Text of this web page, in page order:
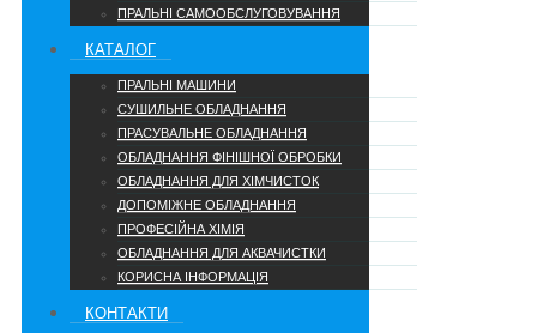
ПРАЛЬНІ САМООБСЛУГОВУВАННЯ
КАТАЛОГ
ПРАЛЬНІ МАШИНИ
СУШИЛЬНЕ ОБЛАДНАННЯ
ПРАСУВАЛЬНЕ ОБЛАДНАННЯ
ОБЛАДНАННЯ ФІНІШНОЇ ОБРОБКИ
ОБЛАДНАННЯ ДЛЯ ХІМЧИСТОК
ДОПОМІЖНЕ ОБЛАДНАННЯ
ПРОФЕСІЙНА ХІМІЯ
ОБЛАДНАННЯ ДЛЯ АКВАЧИСТКИ
КОРИСНА ІНФОРМАЦІЯ
КОНТАКТИ